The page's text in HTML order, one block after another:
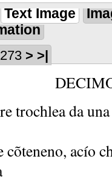
Text Image
> >|
trochlea da
cõteneno, acío